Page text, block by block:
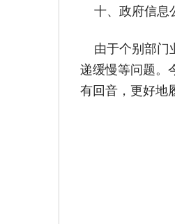
十、政府信息
由于个别部门
递缓慢等问题。
有回音，更好地